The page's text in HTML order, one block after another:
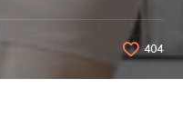
404